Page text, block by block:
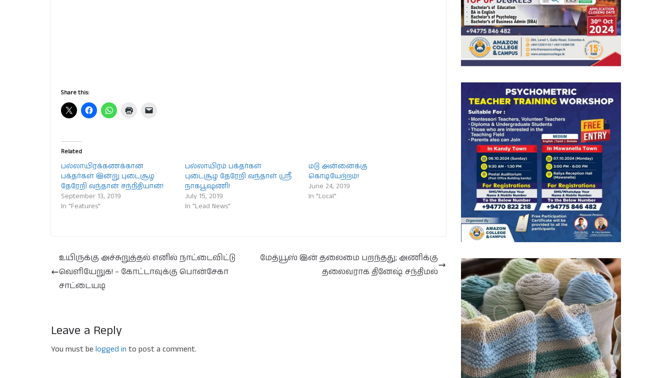
Share this:
Related
பல்லாயிரக்கணக்கான
பக்தர்கள் இன்று புடைசூழ
தேரேறி வந்தான் சந்நிதியான்!
September 13, 2019
In "Features"
பல்லாயிரம் பக்தர்கள்
புடைசூழ தேரேறி வந்தாள் ஸ்ரீ
நாகபூஷணி!
July 15, 2019
In "Lead News"
மடு அன்னைக்கு
கொடியேற்றம்!
June 24, 2019
In "Local"
உயிருக்கு அச்சுறுத்தல் எனில் நாட்டைவிட்டு
வெளியேறுக! – கோட்டாவுக்கு பொன்சேகா
சாட்டையடி
மேத்யூஸ் இன் தலைமை பறந்தது; அணிக்கு
தலைவராக தினேஷ் சந்திமல்
Leave a Reply
You must be logged in to post a comment.